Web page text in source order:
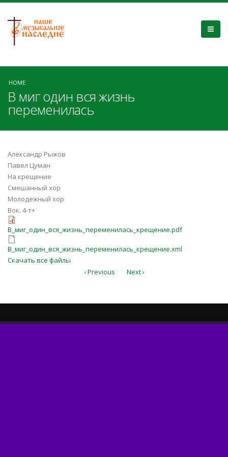
HOME
В миг один вся жизнь
переменилась
Александр Рыжов
Павел Цуман
На крещение
Смешанный хор
Молодежный хор
Вок. 4-т+
В_миг_один_вся_жизнь_переменилась_крещение.pdf
В_миг_один_вся_жизнь_переменилась_крещение.xml
Скачать все файлы
‹ Previous
Next ›